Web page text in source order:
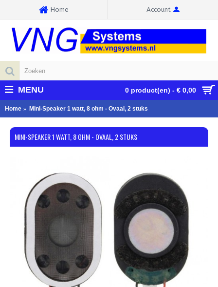
Home Account
0 product(en) - € 0,00
MENU
Home Mini-Speaker 1 watt, 8 ohm - Ovaal, 2 stuks
MINI-SPEAKER 1 WATT, 8 OHM - OVAAL, 2 STUKS